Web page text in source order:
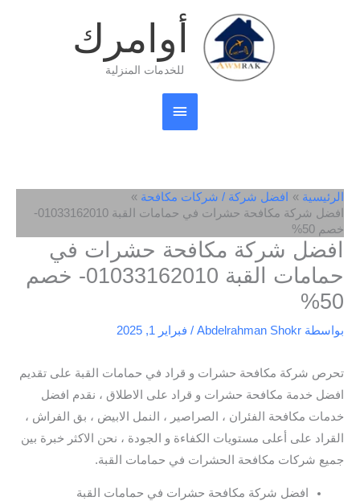
أوامرك
للخدمات المنزلية
القائمة
الرئيسية
الرئيسية
افضل شركة / شركات مكافحة
افضل شركة مكافحة حشرات في حمامات القبة 01033162010-
خصم 50%
افضل شركة مكافحة حشرات في
حمامات القبة 01033162010- خصم
50%
بواسطة Abdelrahman Shokr
/ فبراير 1, 2025
تحرص شركة مكافحة حشرات و قراد في حمامات القبة على تقديم
افضل خدمة مكافحة حشرات و قراد على الاطلاق ، نقدم افضل
خدمات مكافحة الفئران ، الصراصير ، النمل الابيض ، بق الفراش ،
القراد على أعلى مستويات الكفاءة و الجودة ، نحن الاكثر خبرة بين
جميع شركات مكافحة الحشرات في حمامات القبة.
افضل شركة مكافحة حشرات في حمامات القبة